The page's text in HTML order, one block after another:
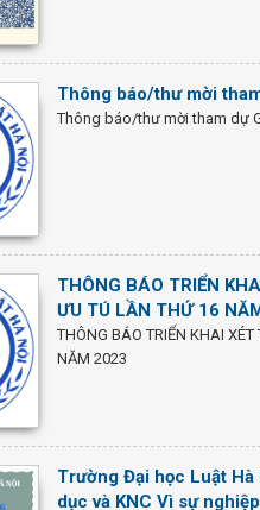
Thông báo/thư mời
Thông báo/thư mời tham dự
THÔNG BÁO TRIỂN
ƯU TÚ LẦN THỨ 16
THÔNG BÁO TRIỂN KHAI
NĂM 2023
Trường Đại học Luật
dục và KNC Vì sự